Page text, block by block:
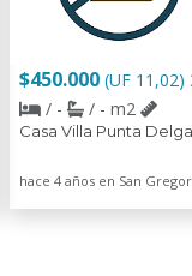
$450.000 (UF 11,02)
/ -
/ - m2
Casa Villa Punta
hace 4 años en San